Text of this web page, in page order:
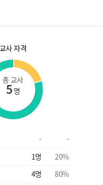
교사 자격
총 교사
5 명
-
-
1명 20%
4명 80%